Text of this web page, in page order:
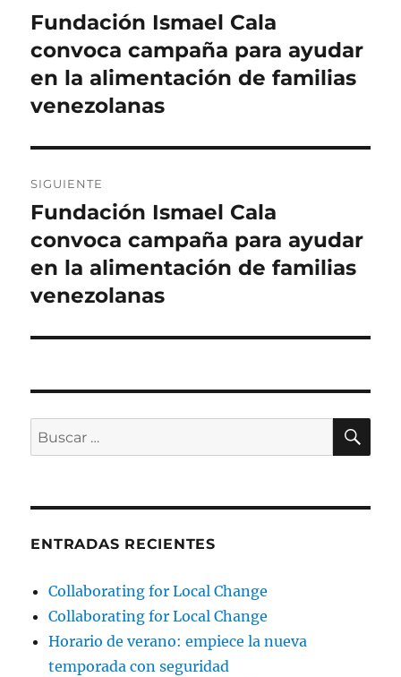
de
entradas
Entrada
anterior:
Fundación Ismael Cala
convoca campaña para ayudar
en la alimentación de familias
venezolanas
SIGUIENTE
Entrada
siguiente:
Fundación Ismael Cala
convoca campaña para ayudar
en la alimentación de familias
venezolanas
Buscar
por:
ENTRADAS RECIENTES
Collaborating for Local Change
Collaborating for Local Change
Horario de verano: empiece la nueva
temporada con seguridad